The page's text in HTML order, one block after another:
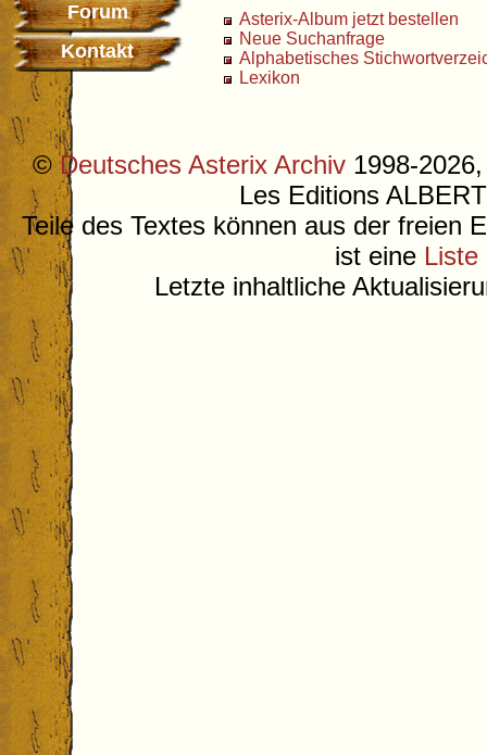
Forum
Kontakt
Asterix-Album jetzt bestellen
Neue Suchanfrage
Alphabetisches
Lexikon
©Deutsches Asterix Archiv 1998-
Les Editions
Teile des Textes können aus der freien
ist eine Liste
Letzte inhaltliche